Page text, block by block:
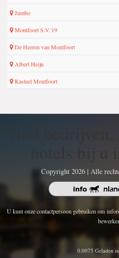
Jumbo
Montfoort S.V.'19
De Heeren van Montfoort
Albert Heijn
Kasteel Montfoort
Copyright 2026 | Alle
U kunt onze contactpersoon gebruiken om
0.0075 Geladen